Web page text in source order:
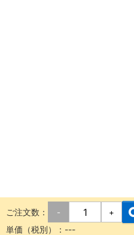
ご注文数： - +
単価（税別）： ---